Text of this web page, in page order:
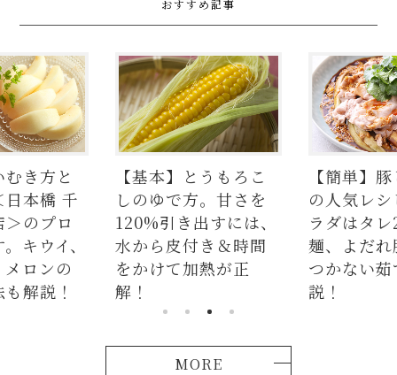
おすすめ記事
もろこ
。甘さを
すには、
き＆時間
が正
【簡単】豚しゃぶ肉
の人気レシピ4品。サ
ラダはタレ2種、つけ
麺、よだれ豚。パサ
つかない茹で方も解
説！
【まとめ
シピを
編集部が
MORE